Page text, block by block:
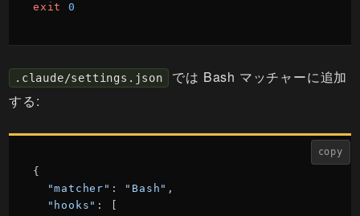
exit
0
.claude/settings.json
では Bash マッチャーに追加
する:
copy
{
"matcher" : "Bash" ,
"hooks" : [